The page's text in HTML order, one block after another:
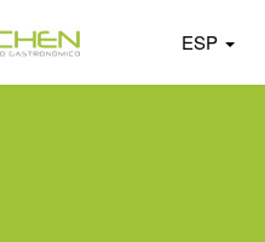
ESP